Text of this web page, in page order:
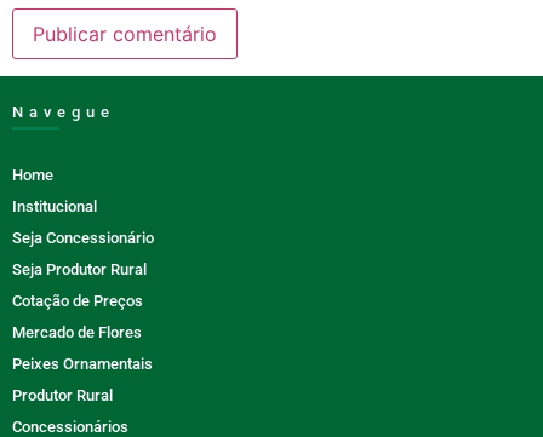
Navegue
Home
Institucional
Seja Concessionário
Seja Produtor Rural
Cotação de Preços
Mercado de Flores
Peixes Ornamentais
Produtor Rural
Concessionários